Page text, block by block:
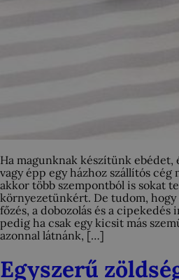
Ha magunknak készítünk ebédet,
vagy épp egy házhoz szállítós cég
akkor több szempontból is sokat
környezetünkért. De tudom, hogy
főzés, a dobozolás és a
pedig ha csak egy kicsit más
azonnal látnánk, […]
Egyszerű